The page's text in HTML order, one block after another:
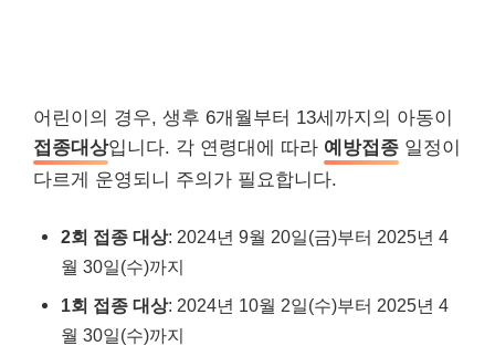
어린이의 경우, 생후 6개월부터 13세까지의 아동이
접종대상입니다. 각 연령대에 따라 예방접종 일정이
다르게 운영되니 주의가 필요합니다.
2회 접종 대상: 2024년 9월 20일(금)부터 2025년 4
월 30일(수)까지
1회 접종 대상: 2024년 10월 2일(수)부터 2025년 4
월 30일(수)까지